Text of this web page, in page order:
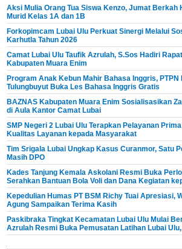
Aksi Mulia Orang Tua Siswa Kenzo, Jumat Berkah
Murid Kelas 1A dan 1B
Forkopimcam Lubai Ulu Perkuat Sinergi Melalui
Karhutla Tahun 2026
Camat Lubai Ulu Taufik Azrulah, S.Sos Hadiri
Kabupaten Muara Enim
Program Anak Kebun Mahir Bahasa Inggris, PTPN
Tulungbuyut Buka Les Bahasa Inggris Gratis
BAZNAS Kabupaten Muara Enim Sosialisasikan
di Aula Kantor Camat Lubai
SMP Negeri 2 Lubai Ulu Terapkan Pelayanan
Kualitas Layanan kepada Masyarakat
Tim Srigala Lubai Ungkap Kasus Curanmor, Satu
Masih DPO
Kades Tanjung Kemala Askolani Resmi Buka
Serahkan Bantuan Bola Voli dan Dana Kegiatan
Kepedulian Humas PT BSM Richy Tuai Apresiasi,
Agung Sampaikan Terima Kasih
Paskibraka Tingkat Kecamatan Lubai Ulu Mulai
Azrulah Resmi Buka Pemusatan Latihan Lubai Ulu,